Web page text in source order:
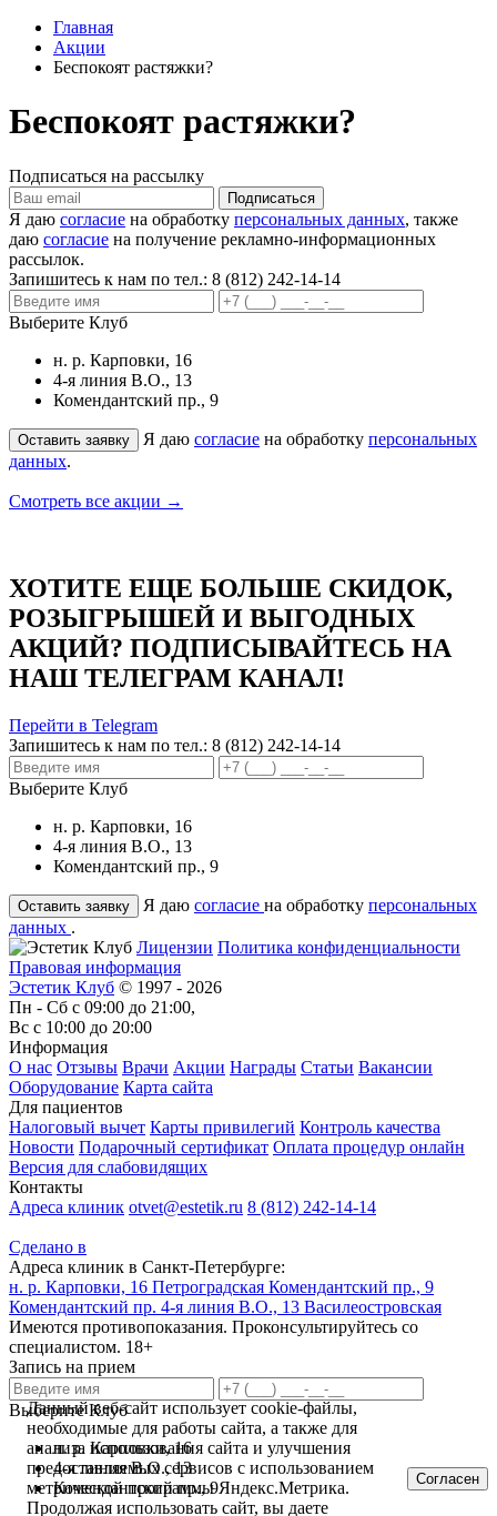
Главная
Акции
Беспокоят растяжки?
Беспокоят растяжки?
Подписаться на рассылку
Я даю согласие на обработку персональных данных, также
даю согласие на получение рекламно-информационных
рассылок.
Запишитесь к нам по тел.: 8 (812) 242-14-14
Выберите Клуб
н. р. Карповки, 16
4-я линия В.О., 13
Комендантский пр., 9
Я даю согласие на обработку персональных
данных.
Смотреть все акции →
ХОТИТЕ ЕЩЕ БОЛЬШЕ СКИДОК,
РОЗЫГРЫШЕЙ И ВЫГОДНЫХ
АКЦИЙ? ПОДПИСЫВАЙТЕСЬ НА
НАШ ТЕЛЕГРАМ КАНАЛ!
Перейти в Telegram
Запишитесь к нам по тел.: 8 (812) 242-14-14
Выберите Клуб
н. р. Карповки, 16
4-я линия В.О., 13
Комендантский пр., 9
Я даю согласие на обработку персональных
данных .
Лицензии Политика конфиденциальности
Правовая информация
Эстетик Клуб © 1997 - 2026
Пн - Сб с 09:00 до 21:00,
Вс с 10:00 до 20:00
Информация
О нас Отзывы Врачи Акции Награды Статьи Вакансии
Оборудование Карта сайта
Для пациентов
Налоговый вычет Карты привилегий Контроль качества
Новости Подарочный сертификат Оплата процедур онлайн
Версия для слабовидящих
Контакты
Адреса клиник otvet@estetik.ru 8 (812) 242-14-14
Сделано в
Адреса клиник в Санкт-Петербурге:
н. р. Карповки, 16 Петроградская Комендантский пр., 9
Комендантский пр. 4-я линия В.О., 13 Василеостровская
Имеются противопоказания. Проконсультируйтесь со
специалистом. 18+
Запись на прием
Выберите Клуб
н. р. Карповки, 16
4-я линия В.О., 13
Комендантский пр., 9
Данный веб-сайт использует cookie-файлы,
необходимые для работы сайта, а также для
анализа использования сайта и улучшения
предоставляемых сервисов с использованием
метрической программы Яндекс.Метрика.
Продолжая использовать сайт, вы даете
Согласен